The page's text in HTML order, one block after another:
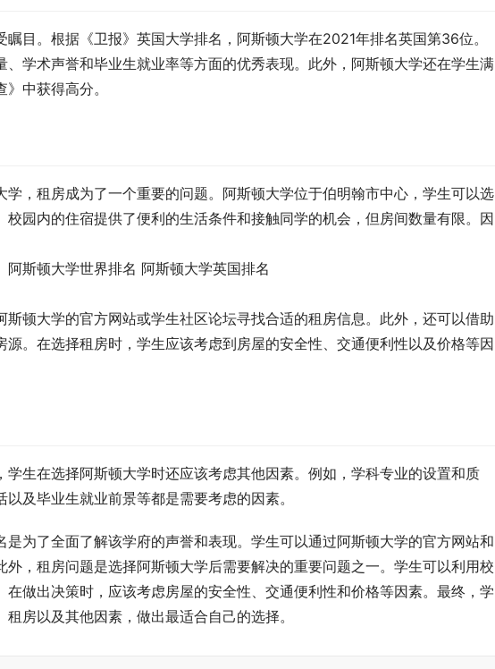
目。根据《卫报》英国大学排名，阿斯顿大学在2021年排名英国第36位。
学术声誉和毕业生就业率等方面的优秀表现。此外，阿斯顿大学还在学生满
中获得高分。
，租房成为了一个重要的问题。阿斯顿大学位于伯明翰市中心，学生可以选
园内的住宿提供了便利的生活条件和接触同学的机会，但房间数量有限。因
顿大学的官方网站或学生社区论坛寻找合适的租房信息。此外，还可以借助
。在选择租房时，学生应该考虑到房屋的安全性、交通便利性以及价格等因
生在选择阿斯顿大学时还应该考虑其他因素。例如，学科专业的设置和质
及毕业生就业前景等都是需要考虑的因素。
为了全面了解该学府的声誉和表现。学生可以通过阿斯顿大学的官方网站和
，租房问题是选择阿斯顿大学后需要解决的重要问题之一。学生可以利用校
做出决策时，应该考虑房屋的安全性、交通便利性和价格等因素。最终，学
房以及其他因素，做出最适合自己的选择。